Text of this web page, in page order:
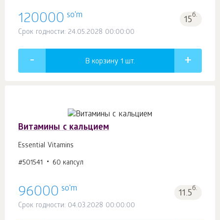
120000 so'm 15б.
Срок годности: 24.05.2028 00:00:00
В корзину 1 шт.
Витамины с кальцием
Essential Vitamins
#501541 60 капсул
96000 so'm 11.5б.
Срок годности: 04.03.2028 00:00:00